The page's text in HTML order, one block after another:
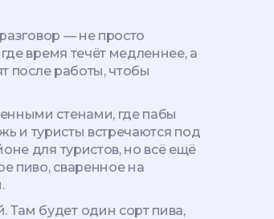
— не просто
время течёт медленнее, а
после работы, чтобы
стенами, где пабы
и туристы встречаются под
для туристов, но всё ещё
пиво, сваренное на
Там будет один сорт пива,